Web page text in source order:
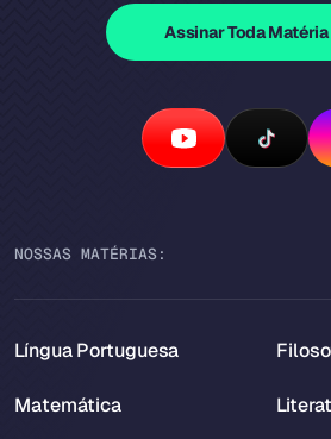
Assinar Toda Matéria
NOSSAS MATÉRIAS:
Língua Portuguesa
Matemática